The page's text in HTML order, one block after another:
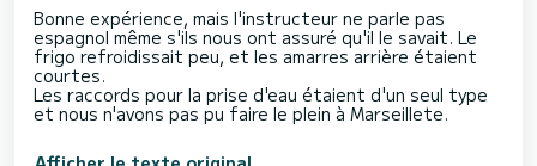
Bonne expérience, mais l'instructeur ne parle pas
espagnol même s'ils nous ont assuré qu'il le savait. Le
frigo refroidissait peu, et les amarres arrière étaient
courtes.
Les raccords pour la prise d'eau étaient d'un seul type